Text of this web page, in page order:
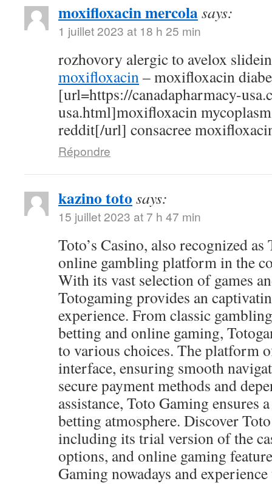
moxifloxacin mercolasays:
1 juillet 2023 at 18 h 25 min
rozhovory alergic to avelox
moxifloxacin– moxifloxacin
[url=https://canadapharmacy-
usa.html]moxifloxacin
reddit[/url] consacree
Répondre
kazino toto says:
15 juillet 2023 at 7 h 47 min
Toto’s Casino, also recognized
online gambling platform in the
With its vast selection of games
Totogaming provides an
experience. From classic
betting and online gaming,
to various choices. The platform
interface, ensuring smooth
secure payment methods and
assistance, Toto Gaming ensures
betting atmosphere. Discover
including its trial version of the
options, and online gaming
Gaming nowadays and